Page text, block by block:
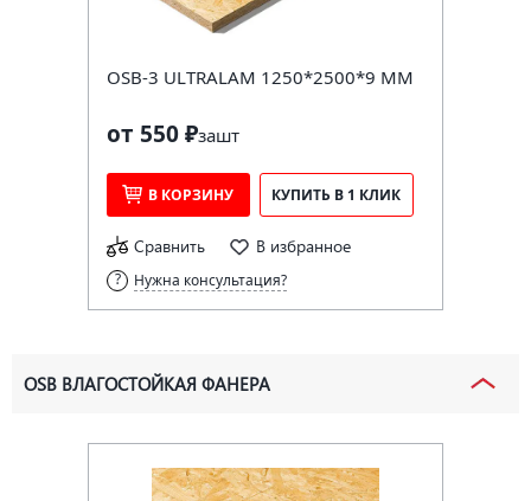
OSB-3 ULTRALAM 1250*2500*9 ММ
от 550 ₽зашт
В КОРЗИНУ КУПИТЬ В 1 КЛИК
Сравнить В избранное
Нужна консультация?
OSB ВЛАГОСТОЙКАЯ ФАНЕРА